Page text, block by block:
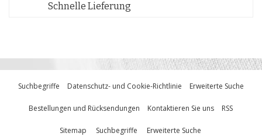
Schnelle Lieferung
Suchbegriffe Datenschutz- und Cookie-Richtlinie Erweiterte Suche
Bestellungen und Rücksendungen Kontaktieren Sie uns RSS
Sitemap Suchbegriffe Erweiterte Suche